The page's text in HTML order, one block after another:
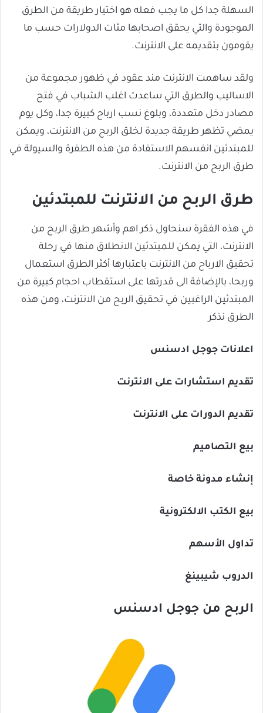
السهلة جدا كل ما يجب فعله هو اختيار طريقة من الطرق
الموجودة والتي يحقق اصحابها مئات الدولارات حسب ما
يقومون بتقديمه على الانترنت.
ولقد ساهمت الانترنت مند عقود في ظهور مجموعة من
الاساليب والطرق التي ساعدت اغلب الشباب في فتح
مصادر دخل متعددة، وبلوغ نسب ارباح كبيرة جدا، وكل يوم
يمضي تظهر طريقة جديدة لخلق الربح من الانترنت، ويمكن
للمبتدئين انفسهم الاستفادة من هذه الطفرة والسيولة في
طرق الربح من الانترنت.
طرق الربح من الانترنت للمبتدئين
في هذه الفقرة سنحاول ذكر اهم وأشهر طرق الربح من
الانترنت، التي يمكن للمبتدئين الانطلاق منها في رحلة
تحقيق الارباح من الانترنت باعتبارها أكثر الطرق استعمال
وربحا، بالإضافة الى قدرتها على استقطاب احجام كبيرة من
المبتدئين الراغبين في تحقيق الربح من الانترنت، ومن هذه
الطرق نذكر
اعلانات جوجل ادسنس
تقديم استشارات على الانترنت
تقديم الدورات على الانترنت
بيع التصاميم
إنشاء مدونة خاصة
بيع الكتب الالكترونية
تداول الأسهم
الدروب شيبينغ
الربح من جوجل ادسنس